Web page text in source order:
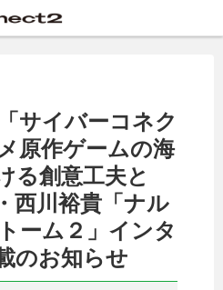
サイバーコネク
原作ゲームの海
る創意工夫と
西川裕貴「ナル
ーム２」インタ
のお知らせ